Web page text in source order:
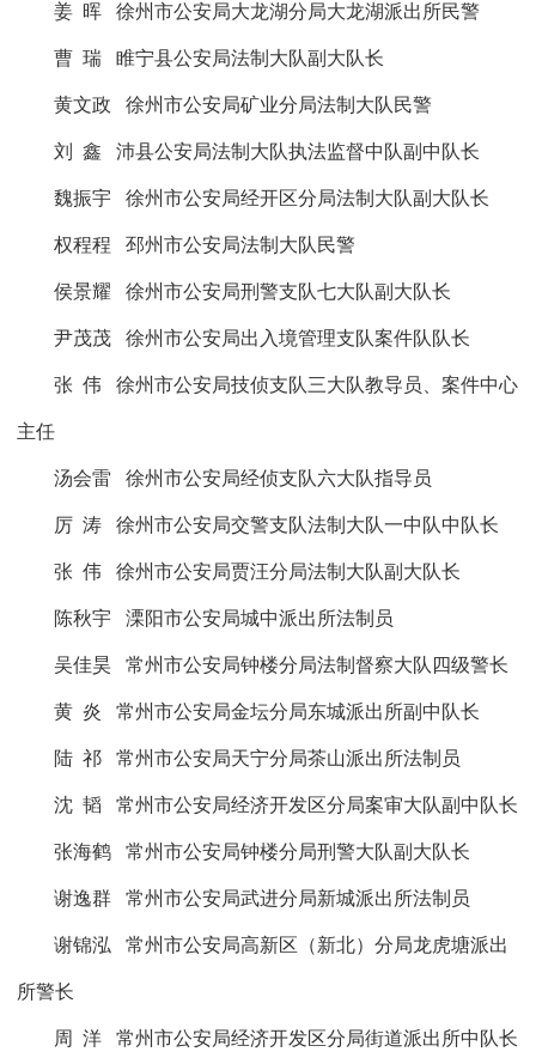
姜 晖 徐州市公安局大龙湖分局大龙湖派出所民警
曹 瑞 睢宁县公安局法制大队副大队长
黄文政 徐州市公安局矿业分局法制大队民警
刘 鑫 沛县公安局法制大队执法监督中队副中队长
魏振宇 徐州市公安局经开区分局法制大队副大队长
权程程 邳州市公安局法制大队民警
侯景耀 徐州市公安局刑警支队七大队副大队长
尹茂茂 徐州市公安局出入境管理支队案件队队长
张 伟 徐州市公安局技侦支队三大队教导员、案件中心
主任
汤会雷 徐州市公安局经侦支队六大队指导员
厉 涛 徐州市公安局交警支队法制大队一中队中队长
张 伟 徐州市公安局贾汪分局法制大队副大队长
陈秋宇 溧阳市公安局城中派出所法制员
吴佳昊 常州市公安局钟楼分局法制督察大队四级警长
黄 炎 常州市公安局金坛分局东城派出所副中队长
陆 祁 常州市公安局天宁分局茶山派出所法制员
沈 韬 常州市公安局经济开发区分局案审大队副中队长
张海鹤 常州市公安局钟楼分局刑警大队副大队长
谢逸群 常州市公安局武进分局新城派出所法制员
谢锦泓 常州市公安局高新区（新北）分局龙虎塘派出
所警长
周 洋 常州市公安局经济开发区分局街道派出所中队长